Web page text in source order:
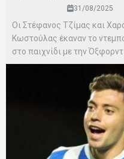
31/08/2025
Οι Στέφανος Τζίμας και
Κωστούλας έκαναν το
στο παιχνίδι με την